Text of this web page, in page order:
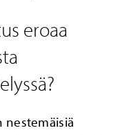
eroaa
nestemäisiä